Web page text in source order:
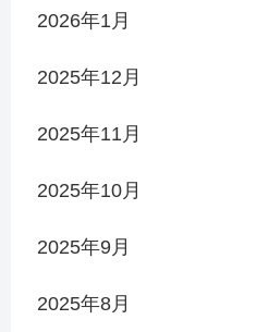
2026年1月
2025年12月
2025年11月
2025年10月
2025年9月
2025年8月